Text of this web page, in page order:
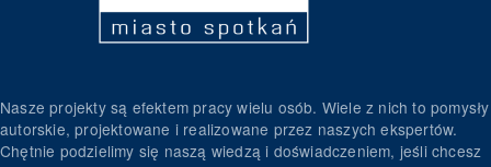
Nasze projekty są efektem pracy wielu osób. Wiele z nich to pomysły
autorskie, projektowane i realizowane przez naszych ekspertów.
Chętnie podzielimy się naszą wiedzą i doświadczeniem, jeśli chcesz